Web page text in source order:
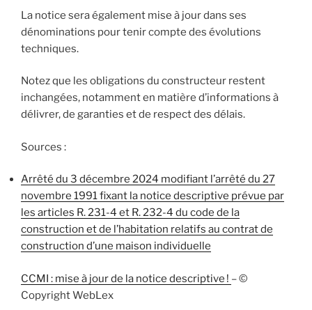
La notice sera également mise à jour dans ses
dénominations pour tenir compte des évolutions
techniques.
Notez que les obligations du constructeur restent
inchangées, notamment en matière d’informations à
délivrer, de garanties et de respect des délais.
Sources :
Arrêté du 3 décembre 2024 modifiant l’arrêté du 27
novembre 1991 fixant la notice descriptive prévue par
les articles R. 231-4 et R. 232-4 du code de la
construction et de l’habitation relatifs au contrat de
construction d’une maison individuelle
CCMI : mise à jour de la notice descriptive ! – ©
Copyright WebLex